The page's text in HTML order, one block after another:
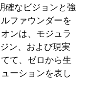
確なビジョンと強
ファウンダーを
ンは、モジュラ
ン、および現実
て、ゼロから生
ーションを表し